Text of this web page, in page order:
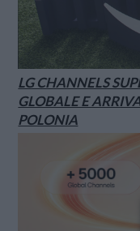
LG CHANNELS
GLOBALE E
POLONIA